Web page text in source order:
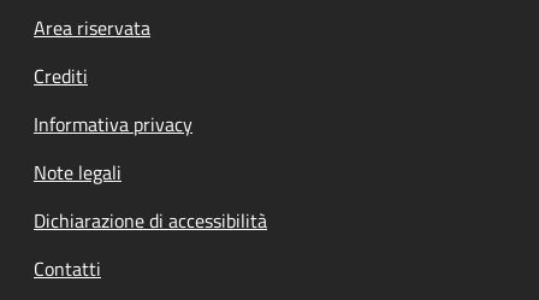
Footer menu
Area riservata
Crediti
Informativa privacy
Note legali
Dichiarazione di accessibilità
Contatti